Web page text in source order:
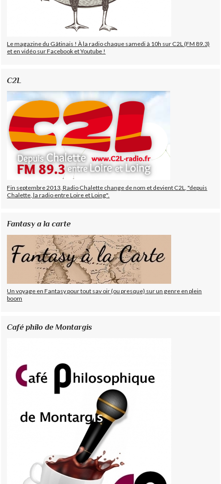
Le magazine du Gâtinais ! À la radio chaque samedi à 10h sur C2L (FM 89.3)
et en vidéo sur Facebook et Youtube !
C2L
Fin septembre 2013, Radio Chalette change de nom et devient C2L, "depuis
Chalette, la radio entre Loire et Loing".
Fantasy a la carte
Un voyage en Fantasy pour tout sav oir (ou presque) sur un genre en plein
boom
Café philo de Montargis